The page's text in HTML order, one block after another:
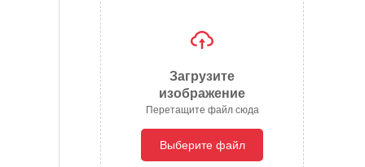
Загрузите
изображение
Перетащите файл сюда